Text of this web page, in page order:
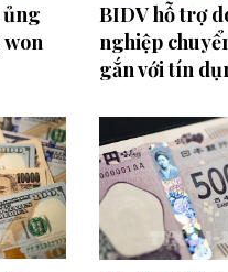
won
BIDV hỗ trợ
nghiệp
gắn với tín